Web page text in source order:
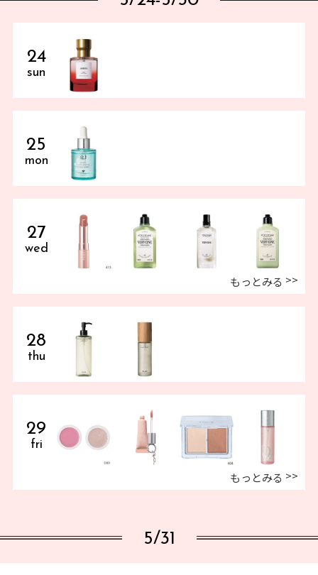
24
sun
25
mon
27
wed
もっとみる
28
thu
29
fri
もっとみる
5/31